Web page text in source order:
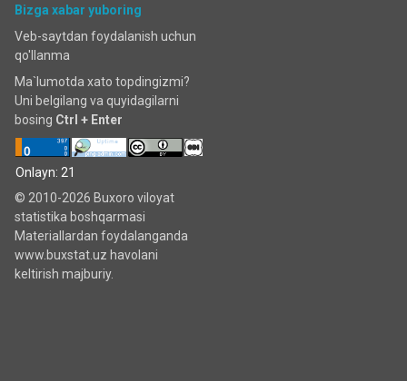
Bizga xabar yuboring
Veb-saytdan foydalanish uchun
qo'llanma
Ma`lumotda xato topdingizmi?
Uni belgilang va quyidagilarni
bosing Ctrl + Enter
Onlayn: 21
© 2010-2026 Buxoro viloyat
statistika boshqarmasi
Materiallardan foydalanganda
www.buxstat.uz havolani
keltirish majburiy.